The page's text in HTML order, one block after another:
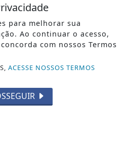
para melhorar sua
Ao continuar o acesso,
com nossos Termos
ACESSE NOSSOS TERMOS